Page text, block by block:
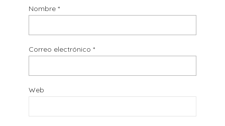
Nombre *
Correo electrónico *
Web